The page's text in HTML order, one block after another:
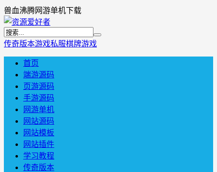
兽血沸腾网游单机下载
传奇版本游戏私服棋牌游戏
首页
端游源码
页游源码
手游源码
网游单机
网站源码
网站模板
网站插件
学习教程
传奇版本